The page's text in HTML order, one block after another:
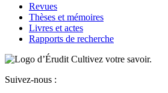
Revues
Thèses et mémoires
Livres et actes
Rapports de recherche
Cultivez votre savoir.
Suivez-nous :